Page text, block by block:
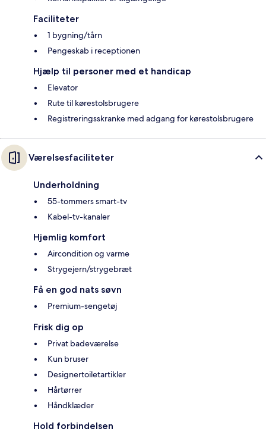
Faciliteter
1 bygning/tårn
Pengeskab i receptionen
Hjælp til personer med et handicap
Elevator
Rute til kørestolsbrugere
Registreringsskranke med adgang for kørestolsbrugere
Værelsesfaciliteter
Underholdning
55-tommers smart-tv
Kabel-tv-kanaler
Hjemlig komfort
Aircondition og varme
Strygejern/strygebræt
Få en god nats søvn
Premium-sengetøj
Frisk dig op
Privat badeværelse
Kun bruser
Designertoiletartikler
Hårtørrer
Håndklæder
Hold forbindelsen